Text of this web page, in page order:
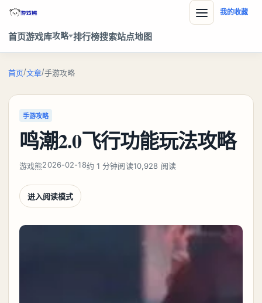
首页游戏库攻略 排行榜搜索站点地图
我的收藏
首页/文章/手游攻略
手游攻略
鸣潮2.0飞行功能玩法攻略
游戏熊2026-02-18约 1 分钟阅读10,928 阅读
进入阅读模式